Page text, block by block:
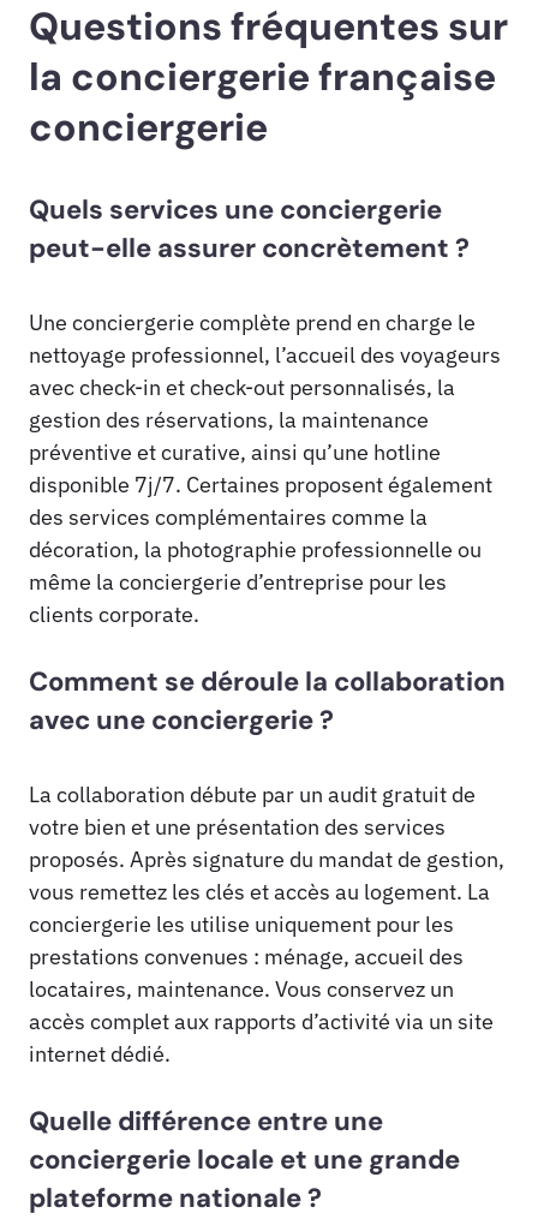
Questions fréquentes sur
la conciergerie française
conciergerie
Quels services une conciergerie
peut-elle assurer concrètement ?
Une conciergerie complète prend en charge le
nettoyage professionnel, l’accueil des voyageurs
avec check-in et check-out personnalisés, la
gestion des réservations, la maintenance
préventive et curative, ainsi qu’une hotline
disponible 7j/7. Certaines proposent également
des services complémentaires comme la
décoration, la photographie professionnelle ou
même la conciergerie d’entreprise pour les
clients corporate.
Comment se déroule la collaboration
avec une conciergerie ?
La collaboration débute par un audit gratuit de
votre bien et une présentation des services
proposés. Après signature du mandat de gestion,
vous remettez les clés et accès au logement. La
conciergerie les utilise uniquement pour les
prestations convenues : ménage, accueil des
locataires, maintenance. Vous conservez un
accès complet aux rapports d’activité via un site
internet dédié.
Quelle différence entre une
conciergerie locale et une grande
plateforme nationale ?